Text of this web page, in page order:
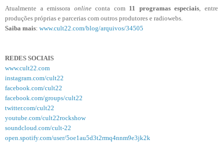
Atualmente a emissora onlineconta com 11 programas especiais , entre
produções próprias e parcerias com outros produtores e radiowebs.
Saiba mais: www.cult22.com/blog/arquivos/34505
REDES SOCIAIS
www.cult22.com
instagram.com/cult22
facebook.com/cult22
facebook.com/groups/cult22
twitter.com/cult22
youtube.com/cult22rockshow
soundcloud.com/cult-22
open.spotify.com/user/5oe1au5d3t2rmq4nnm9e3jk2k